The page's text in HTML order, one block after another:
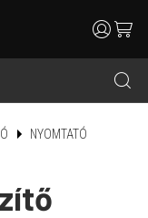
search
usercart
NYOMTATÓ